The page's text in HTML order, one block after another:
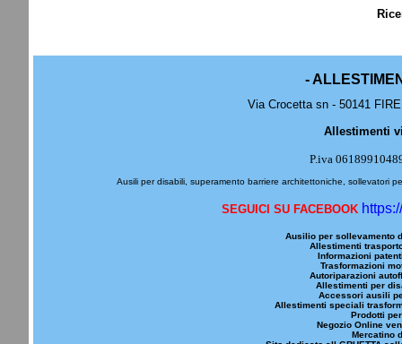
-
Via Crocetta sn - 50141
Allestimenti
P.iva
Ausili per disabili, superamento barriere architettoniche, sollevatori
SEGUICI SU FACEBOOK
Ausilio per sollevamento
Allestimenti
Informazioni
Trasformazioni
Autoriparazioni
Allestimenti per
Accessori ausili
Allestimenti speciali
Prodotti
Negozio Online
Mercatino